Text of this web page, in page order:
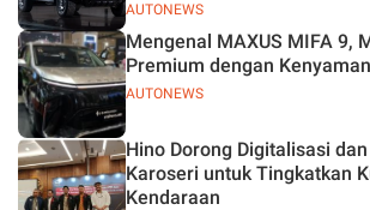
AUTONEWS
AUTONEWS
Mengenal MAXUS MIFA 9,
Premium dengan
Hino Dorong Digitalisasi
Karoseri untuk Tingkatkan
Kendaraan